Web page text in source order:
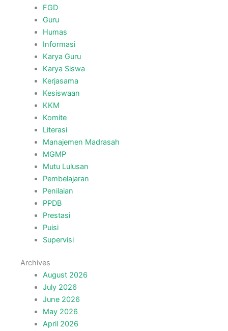
FGD
Guru
Humas
Informasi
Karya Guru
Karya Siswa
Kerjasama
Kesiswaan
KKM
Komite
Literasi
Manajemen Madrasah
MGMP
Mutu Lulusan
Pembelajaran
Penilaian
PPDB
Prestasi
Puisi
Supervisi
Archives
August 2026
July 2026
June 2026
May 2026
April 2026